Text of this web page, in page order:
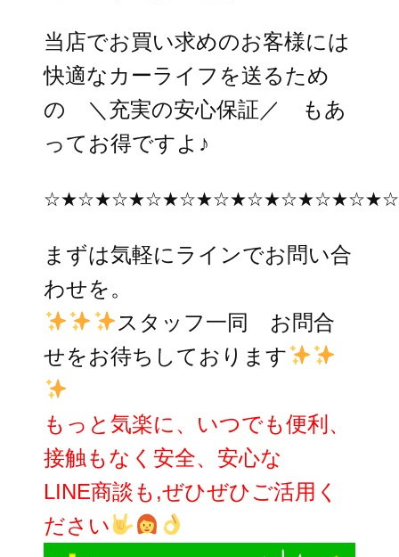
当店でお買い求めのお客様には
快適なカーライフを送るため
の ＼ 充実の安心保証／
もあ
って お得ですよ♪
まずは気軽に ラインでお問い合
わせを。
スタッフ一同 お問合
せをお待ちしております
もっと気楽に、いつでも便利、
接触もなく安全、安心な
LINE商談も,ぜひぜひご活用く
ださい